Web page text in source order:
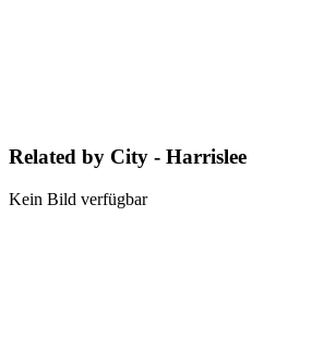
Related by City - Harrislee
Kein Bild verfügbar